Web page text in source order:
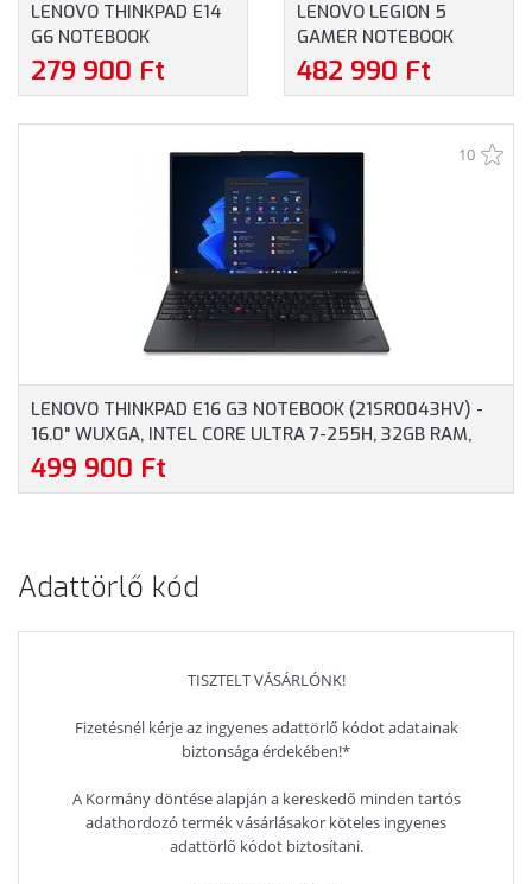
LENOVO THINKPAD E14
G6 NOTEBOOK
(21M3002FCX) - 14.0"
WUXGA, AMD RYZEN 5-
PROFESSIONAL, 3 ÉV
GARANCIA, FEKETE
279 900 Ft
LENOVO LEGION 5
GAMER NOTEBOOK
(83DG00FNHV) - 16.0"
WQXGA, INTEL CORE I5-
GEFORCE RTX 4050
6GB, MAGYAR
BILLENTYŰZET,
OPERÁCIÓS RENDSZER
NÉLKÜL, 3 ÉV GARANCIA,
SZÜRKE SZÍNBEN
482 990 Ft
10
LENOVO THINKPAD E16 G3 NOTEBOOK (21SR0043HV) -
16.0" WUXGA, INTEL CORE ULTRA 7-255H, 32GB RAM,
1TB SSD, MAGYAR BILLENTYŰZET, WINDOWS 11
PROFESSIONAL, 3 ÉV GARANCIA, FEKETE SZÍNBEN
499 900 Ft
Adattörlő kód
TISZTELT VÁSÁRLÓNK!
Fizetésnél kérje az ingyenes adattörlő kódot adatainak
biztonsága érdekében!*
A Kormány döntése alapján a kereskedő minden tartós
adathordozó termék vásárlásakor köteles ingyenes
adattörlő kódot biztosítani.